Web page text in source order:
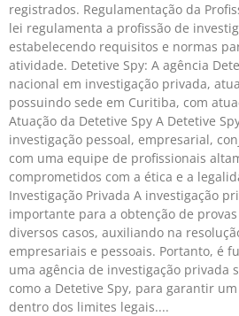
registrados. Regulamentação da
lei regulamenta a profissão de
estabelecendo requisitos e normas
atividade. Detetive Spy: A agência
nacional em investigação privada,
possuindo sede em Curitiba, com
Atuação da Detetive Spy A Detetive
investigação pessoal, empresarial,
com uma equipe de profissionais
comprometidos com a ética e a
Investigação Privada A investigação
importante para a obtenção de
diversos casos, auxiliando na
empresariais e pessoais. Portanto, é
uma agência de investigação privada
como a Detetive Spy, para garantir
dentro dos limites legais.